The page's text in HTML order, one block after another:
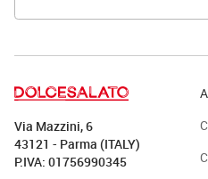
Via Mazzini, 6
43121 - Parma (ITALY)
P.IVA: 01756990345